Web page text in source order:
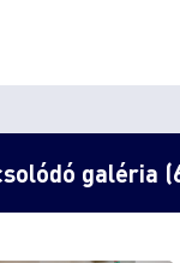
galéria